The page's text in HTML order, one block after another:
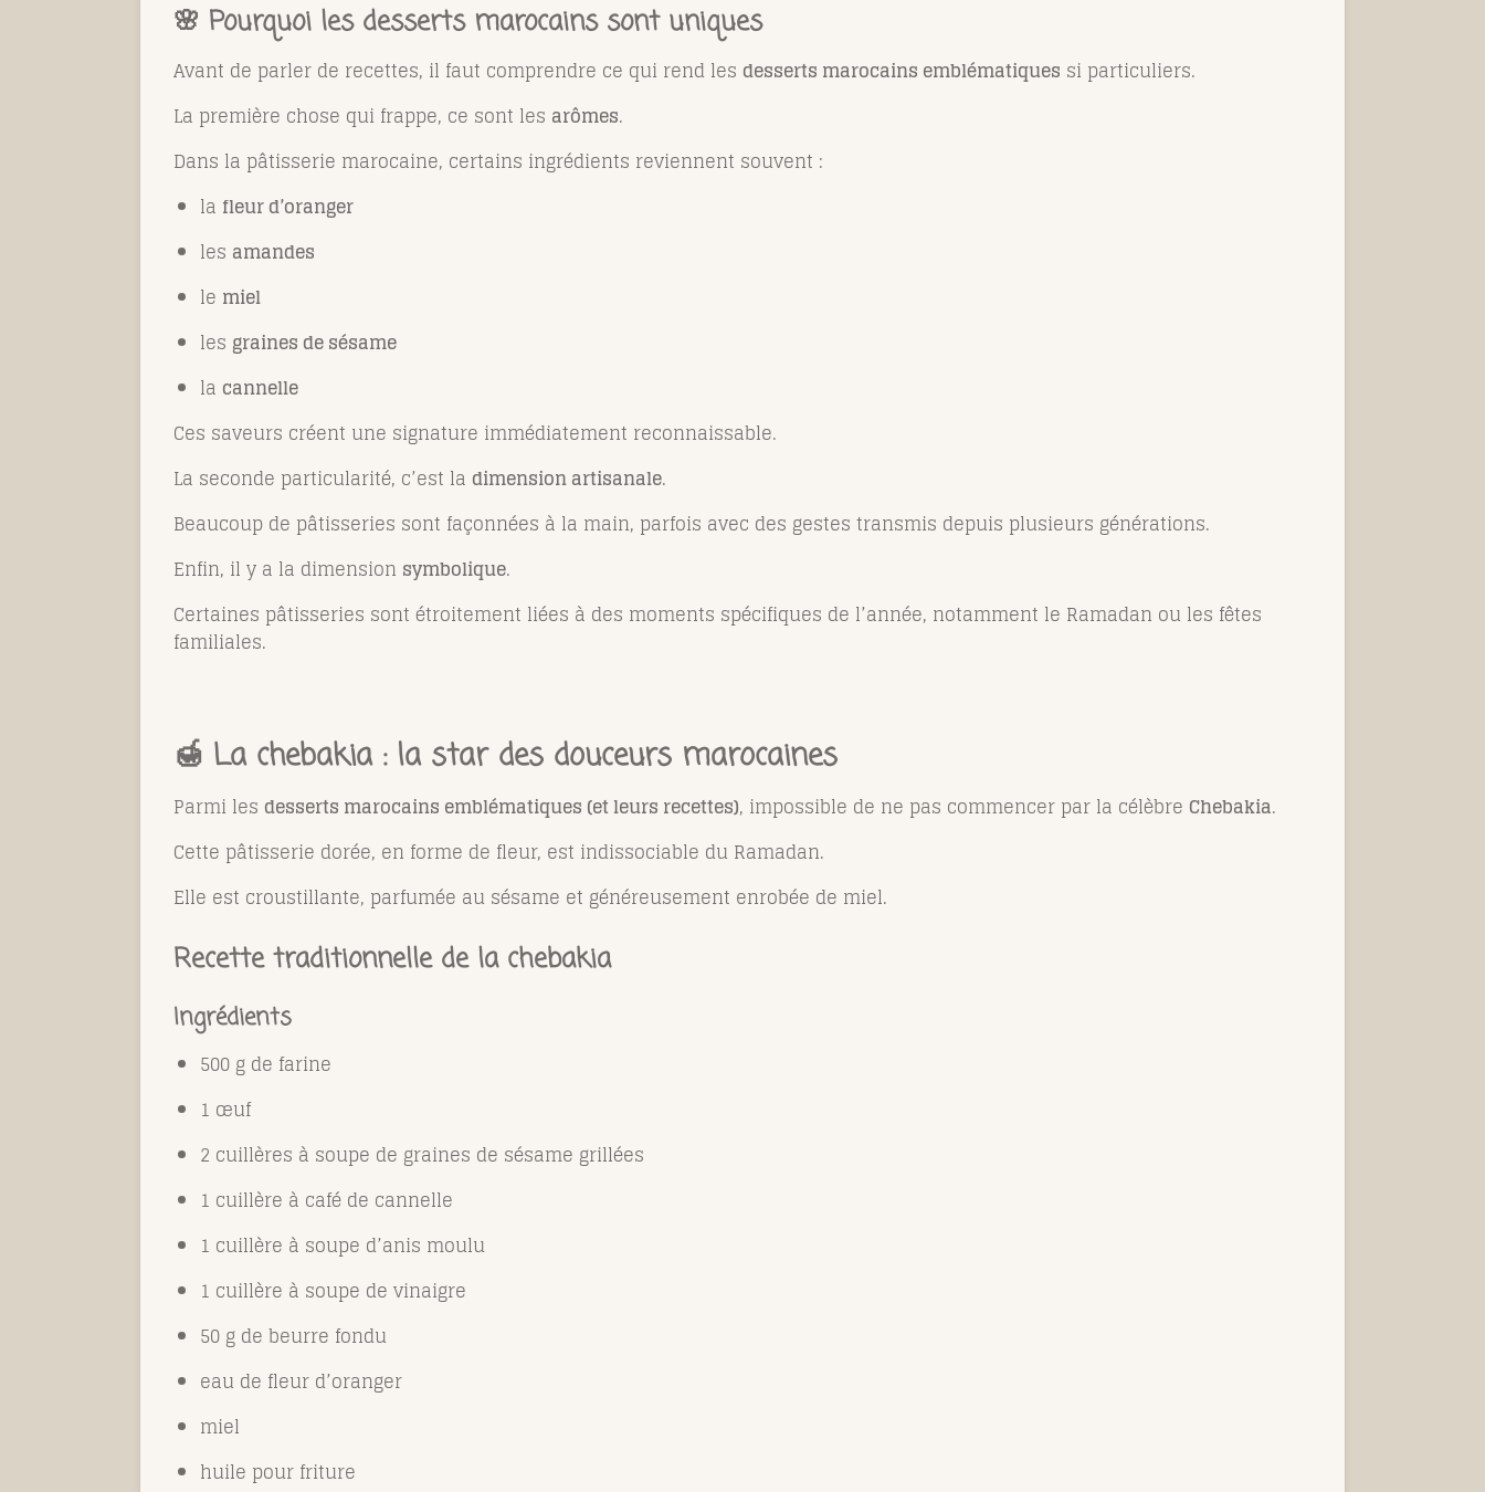
🌸 Pourquoi les desserts marocains sont uniques
Avant de parler de recettes, il faut comprendre ce qui rend les desserts marocains emblématiques si particuliers.
La première chose qui frappe, ce sont les arômes.
Dans la pâtisserie marocaine, certains ingrédients reviennent souvent :
la fleur d’oranger
les amandes
le miel
les graines de sésame
la cannelle
Ces saveurs créent une signature immédiatement reconnaissable.
La seconde particularité, c’est la dimension artisanale.
Beaucoup de pâtisseries sont façonnées à la main, parfois avec des gestes transmis depuis plusieurs générations.
Enfin, il y a la dimension symbolique.
Certaines pâtisseries sont étroitement liées à des moments spécifiques de l’année, notamment le Ramadan ou les fêtes
familiales.
🍯 La chebakia : la star des douceurs marocaines
Parmi les desserts marocains emblématiques (et leurs recettes), impossible de ne pas commencer par la célèbre Chebakia.
Cette pâtisserie dorée, en forme de fleur, est indissociable du Ramadan.
Elle est croustillante, parfumée au sésame et généreusement enrobée de miel.
Recette traditionnelle de la chebakia
Ingrédients
500 g de farine
1 œuf
2 cuillères à soupe de graines de sésame grillées
1 cuillère à café de cannelle
1 cuillère à soupe d’anis moulu
1 cuillère à soupe de vinaigre
50 g de beurre fondu
eau de fleur d’oranger
miel
huile pour friture